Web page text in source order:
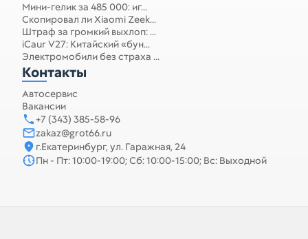
Мини-гелик за 485 000: иг...
Скопировал ли Xiaomi Zeek...
Штраф за громкий выхлоп: ...
iCaur V27: Китайский «бун...
Электромобили без страха ...
Контакты
Автосервис
Вакансии
+7 (343) 385-58-96
zakaz@grot66.ru
г.Екатеринбург, ул. Гаражная, 24
Пн - Пт: 10:00-19:00; Сб: 10:00-15:00; Вс: Выходной